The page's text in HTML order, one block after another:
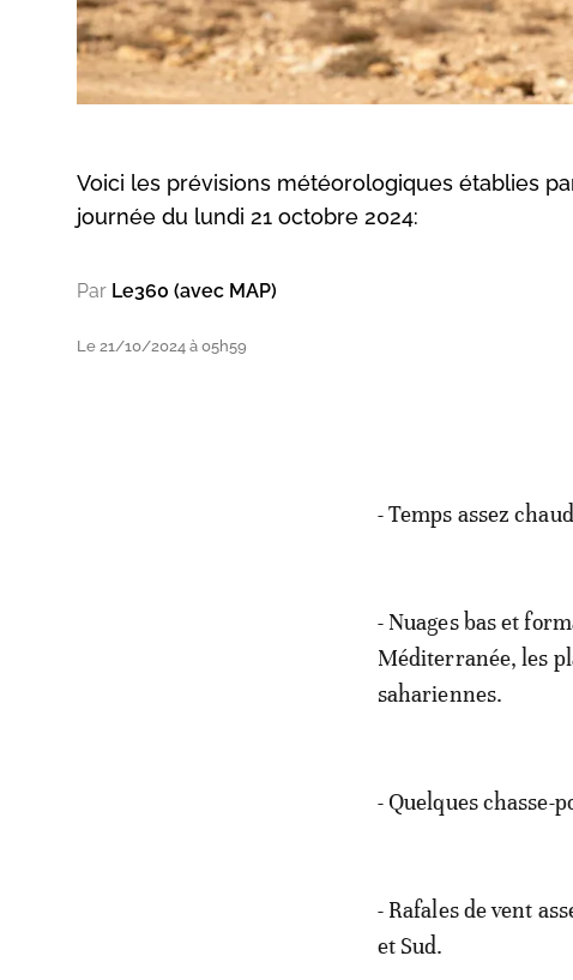
Voici les prévisions météorologiques établies
journée du lundi 21 octobre 2024:
Par Le360 (avec MAP)
Le 21/10/2024 à 05h59
- Temps assez
- Nuages bas et
Méditerranée, les
sahariennes.
- Quelques chasse-
- Rafales de vent
et Sud.